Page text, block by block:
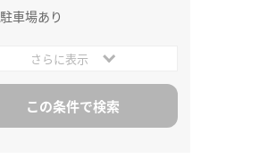
駐車場あり
さらに表示